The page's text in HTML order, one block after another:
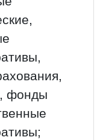
фонды